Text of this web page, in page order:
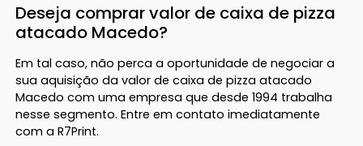
Deseja comprar valor de caixa de pizza
atacado Macedo?
Em tal caso, não perca a oportunidade de negociar a
sua aquisição da valor de caixa de pizza atacado
Macedo com uma empresa que desde 1994 trabalha
nesse segmento. Entre em contato imediatamente
com a R7Print.